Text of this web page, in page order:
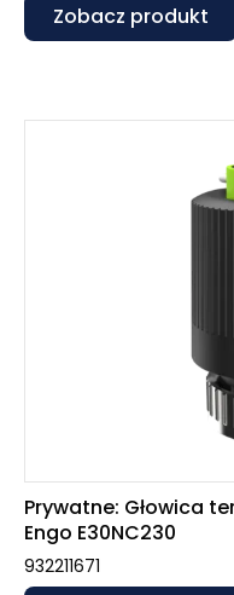
Zobacz produkt
Prywatne: Głowica
Engo E30NC230
932211671